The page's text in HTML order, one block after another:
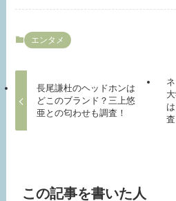
エンタメ
長尾謙杜のヘッドホンは
どこのブランド？三上悠
亜との匂わせも調査！
査
この記事を書いた人